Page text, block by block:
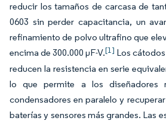
reducir los tamaños de carcasa de
0603 sin perder capacitancia, un
refinamiento de polvo ultrafino que
encima de 300.000 µF-V.[1] Los
reducen la resistencia en serie
lo que permite a los diseñadores
condensadores en paralelo y
baterías y sensores más grandes. Las